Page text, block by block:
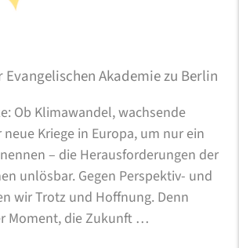
Akademie zu Berlin
Ob Klimawandel, wachsende
Kriege in Europa, um nur ein
– die Herausforderungen der
unlösbar. Gegen Perspektiv- und
wir Trotz und Hoffnung. Denn
Moment, die Zukunft …